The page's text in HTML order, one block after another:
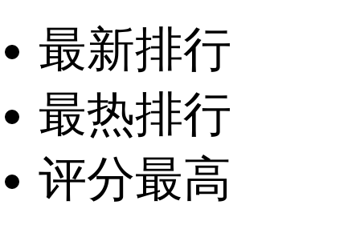
最新排行
最热排行
评分最高